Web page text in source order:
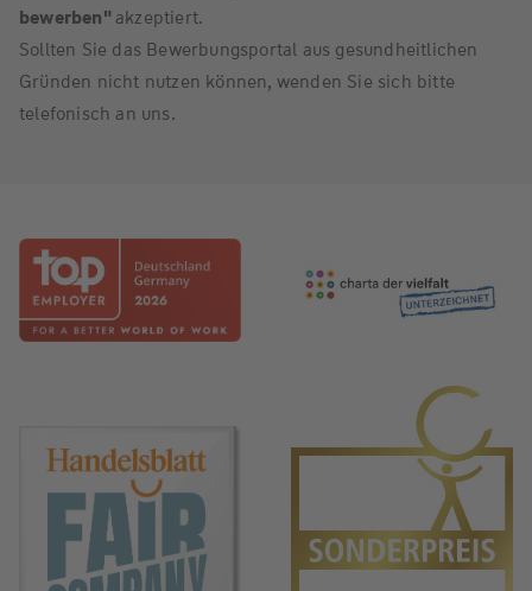
bewerben" akzeptiert.
Sollten Sie das Bewerbungsportal aus gesundheitlichen
Gründen nicht nutzen können, wenden Sie sich bitte
telefonisch an uns.